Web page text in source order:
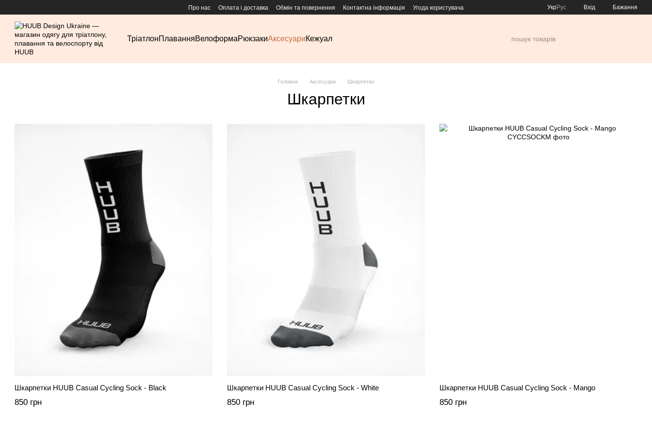
Про нас Оплата і доставка Обмін та повернення Контактна інформація Угода користувача УкрРус Вхід Бажання
ТріатлонПлаванняВелоформаРюкзакиАксесуариКежуал
Головна Аксесуари Шкарпетки
Шкарпетки
Шкарпетки HUUB Casual Cycling Sock - Black
850 грн
Шкарпетки HUUB Casual Cycling Sock - White
850 грн
Шкарпетки HUUB Casual Cycling Sock - Mango
850 грн